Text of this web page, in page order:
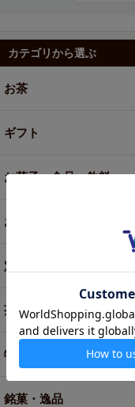
カテゴリから選ぶ
お茶
ギフト
お菓子・食品・飲料
お買い得商品
定期便
茶器・オリジナルグッズ
特別商品・お取り寄せ
銘菓・逸品